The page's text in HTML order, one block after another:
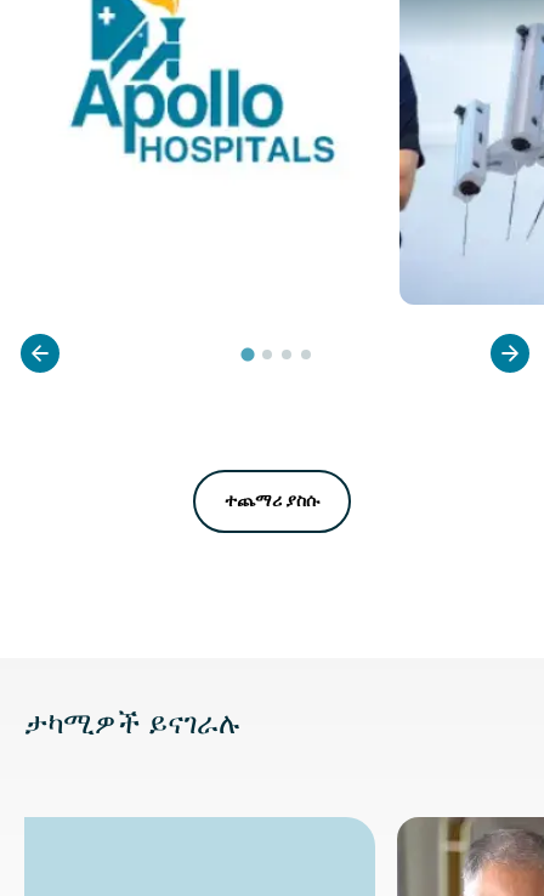
ተጨማሪ ያስሱ
ታካሚዎች ይናገራሉ